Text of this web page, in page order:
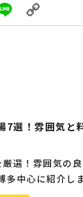
Line Copy
7選！雰囲気と
選！雰囲気の
多中心に紹介し